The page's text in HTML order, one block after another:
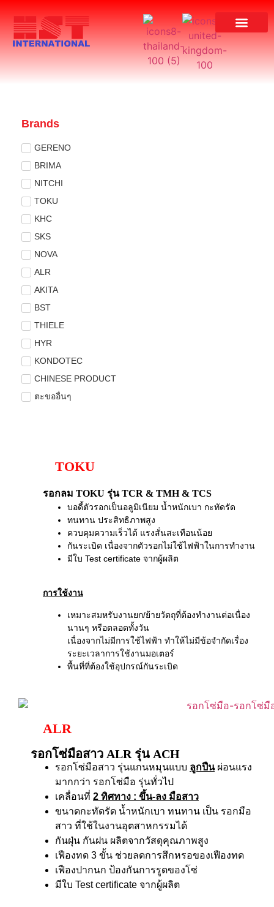
Brands
GERENO
BRIMA
NITCHI
TOKU
KHC
SKS
NOVA
ALR
AKITA
BST
THIELE
HYR
KONDOTEC
CHINESE PRODUCT
ตะขออื่นๆ
TOKU
รอกลม TOKU รุ่น TCR & TMH & TCS
บอดี้ตัวรอกเป็นอลูมิเนียม น้ำหนักเบา กะทัดรัด
ทนทาน ประสิทธิภาพสูง
ควบคุมความเร็วได้ แรงสั่นสะเทือนน้อย
กันระเบิด เนื่องจากตัวรอกไม่ใช้ไฟฟ้าในการทำงาน
มีใบ Test certificate จากผู้ผลิต
การใช้งาน
เหมาะสมหรับงานยก/ย้ายวัตถุที่ต้องทำงานต่อเนื่อง
นานๆ หรือตลอดทั้งวัน
เนื่องจากไม่มีการใช้ไฟฟ้า ทำให้ไม่มีข้อจำกัดเรื่อง
ระยะเวลาการใช้งานมอเตอร์
พื้นที่ที่ต้องใช้อุปกรณ์กันระเบิด
ALR
รอกโซ่มือสาว ALR รุ่น ACH
รอกโซ่มือสาว รุ่นแกนหมุนแบบ ลูกปืนผ่อนแรง
มากกว่า รอกโซ่มือ รุ่นทั่วไป
เคลื่อนที่ 2 ทิศทาง : ขึ้น-ลง มือสาว
ขนาดกะทัดรัด น้ำหนักเบา ทนทาน เป็น รอกมือ
สาว ที่ใช้ในงานอุตสาหกรรมได้
กันฝุ่น กันฝน ผลิตจากวัสดุคุณภาพสูง
เฟืองทด 3 ขั้น ช่วยลดการสึกหรอของเฟืองทด
เฟืองปากนก ป้องกันการรูดของโซ่
มีใบ Test certificate จากผู้ผลิต